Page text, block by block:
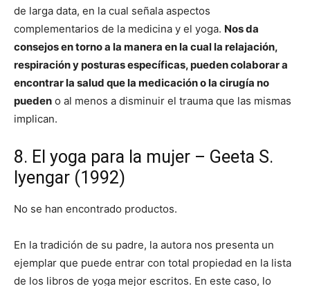
de larga data, en la cual señala aspectos
complementarios de la medicina y el yoga. Nos da
consejos en torno a la manera en la cual la relajación,
respiración y posturas específicas, pueden colaborar a
encontrar la salud que la medicación o la cirugía no
pueden o al menos a disminuir el trauma que las mismas
implican.
8. El yoga para la mujer – Geeta S.
Iyengar (1992)
No se han encontrado productos.
En la tradición de su padre, la autora nos presenta un
ejemplar que puede entrar con total propiedad en la lista
de los libros de yoga mejor escritos. En este caso, lo